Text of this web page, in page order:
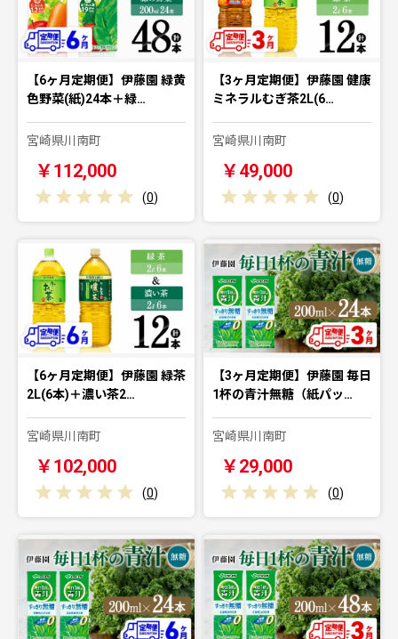
【6ヶ月定期便】伊藤園 緑黄
色野菜(紙)24本＋緑…
宮崎県川南町
￥112,000
(0)
【3ヶ月定期便】伊藤園 健康
ミネラルむぎ茶2L(6…
宮崎県川南町
￥49,000
(0)
【6ヶ月定期便】伊藤園 緑茶
2L(6本)＋濃い茶2…
宮崎県川南町
￥102,000
(0)
【3ヶ月定期便】伊藤園 毎日
1杯の青汁無糖（紙パッ…
宮崎県川南町
￥29,000
(0)